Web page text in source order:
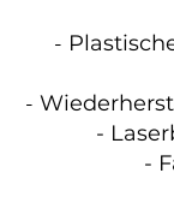
-
-
-
-